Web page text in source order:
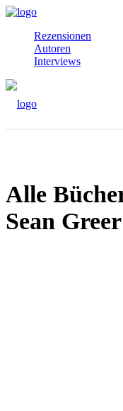
Rezensionen
Autoren
Interviews
Alle
Sean Greer